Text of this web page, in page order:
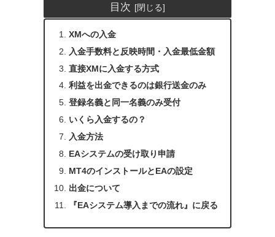
目次
XMへの入金
入金手数料と反映時間・入金最低金額
直接XMに入金する方式
利益を出金できるのは銀行送金のみ
登録名義と同一名義のみ受付
いくら入金するの？
入金方法
EAシステムの受け取り申請
MT4のインストールとEAの設定
出金について
『EAシステム導入までの流れ』に戻る